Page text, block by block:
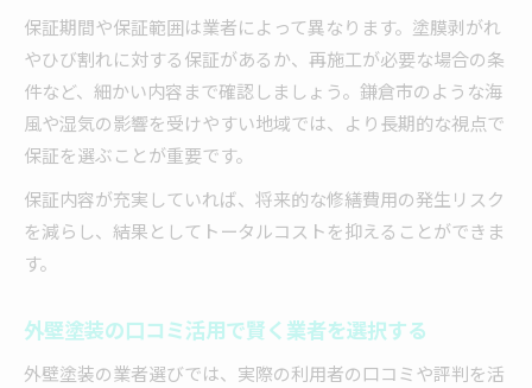
保証期間や保証範囲は業者によって異なります。塗膜剥がれ
やひび割れに対する保証があるか、再施工が必要な場合の条
件など、細かい内容まで確認しましょう。鎌倉市のような海
風や湿気の影響を受けやすい地域では、より長期的な視点で
保証を選ぶことが重要です。
保証内容が充実していれば、将来的な修繕費用の発生リスク
を減らし、結果としてトータルコストを抑えることができま
す。
外壁塗装の口コミ活用で賢く業者を選択する
外壁塗装の業者選びでは、実際の利用者の口コミや評判を活